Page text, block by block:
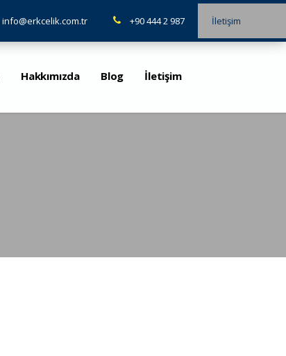
İletişim
info@erkcelik.com.tr +90 444 2 987
Hakkımızda Blog İletişim